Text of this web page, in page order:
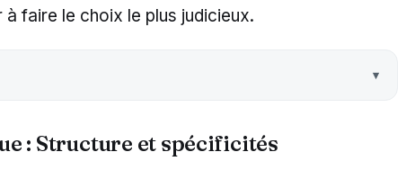
faire le choix le plus judicieux.
: Structure et spécificités